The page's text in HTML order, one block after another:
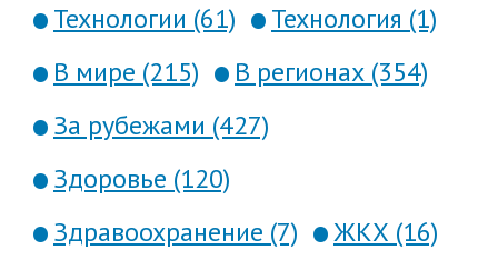
Технологии (61)
Технология (1)
В мире (215)
В регионах (354)
За рубежами (427)
Здоровье (120)
Здравоохранение (7)
ЖКХ (16)